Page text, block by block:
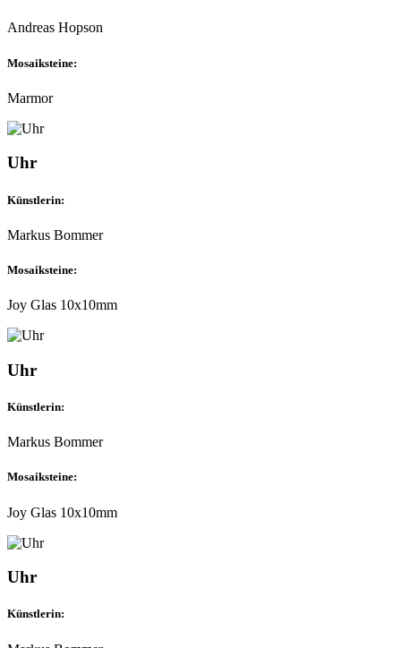
Andreas Hopson
Mosaiksteine:
Marmor
Uhr
Künstlerin:
Markus Bommer
Mosaiksteine:
Joy Glas 10x10mm
Uhr
Künstlerin:
Markus Bommer
Mosaiksteine:
Joy Glas 10x10mm
Uhr
Künstlerin: